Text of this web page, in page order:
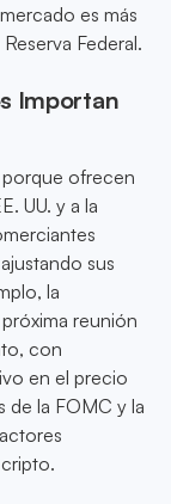
es más
Federal.
Importan
porque ofrecen
UU. y a la
sus
la
reunión
con
en el precio
de la FOMC y la